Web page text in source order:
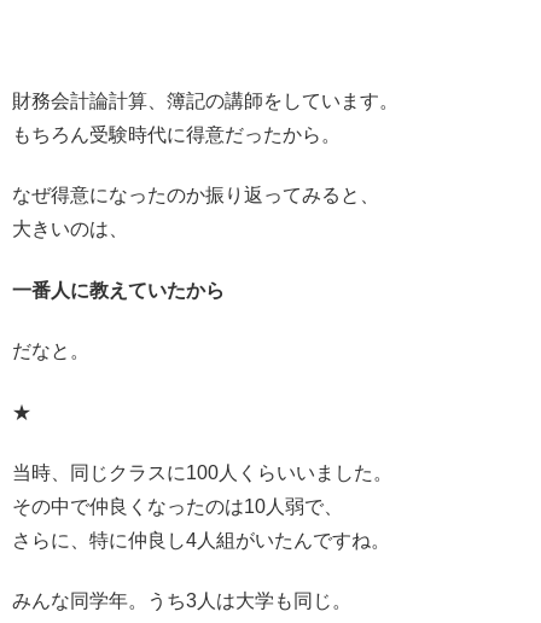
財務会計論計算、簿記の講師をしています。
もちろん受験時代に得意だったから。
なぜ得意になったのか振り返ってみると、
大きいのは、
一番人に教えていたから
だなと。
★
当時、同じクラスに100人くらいいました。
その中で仲良くなったのは10人弱で、
さらに、特に仲良し4人組がいたんですね。
みんな同学年。うち3人は大学も同じ。